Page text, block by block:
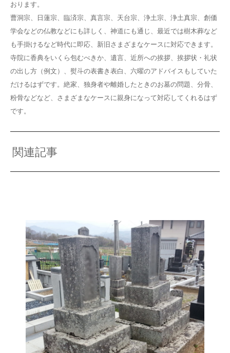
おります。
曹洞宗、日蓮宗、臨済宗、真言宗、天台宗、浄土宗、浄土真宗、創価
学会などの仏教などにも詳しく、神道にも通じ、最近では樹木葬など
も手掛けるなど時代に即応、新旧さまざまなケースに対応できます。
寺院に香典をいくら包むべきか、遺言、近所への挨拶、挨拶状・礼状
の出し方（例文）、熨斗の表書き表白、六曜のアドバイスもしていた
だけるはずです。絶家、独身者や離婚したときのお墓の問題、分骨、
粉骨などなど、さまざまなケースに親身になって対応してくれるはず
です。
関連記事